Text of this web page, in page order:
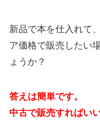
新品で本を仕入れて
ア価格で販売したい
ょうか？
答えは簡単です。
中古で販売すればい